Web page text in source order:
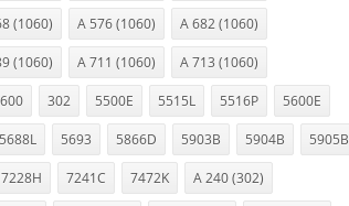
(1060) A 576 (1060) A 682 (1060)
(1060) A 711 (1060) A 713 (1060)
302 5500E 5515L 5516P 5600E
5688L 5693 5866D 5903B 5904B 5905B
7228H 7241C 7472K A 240 (302)